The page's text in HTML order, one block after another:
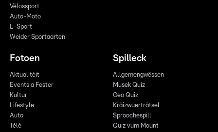
Vëlossport
Auto-Moto
E-Sport
Weider Sportaarten
Fotoen
Aktualitéit
Events a Fester
Kultur
Lifestyle
Auto
Télé
Spilleck
Allgemengwëssen
Musek Quiz
Geo Quiz
Kräizwuerträtsel
Sproochespill
Quiz vum Mount